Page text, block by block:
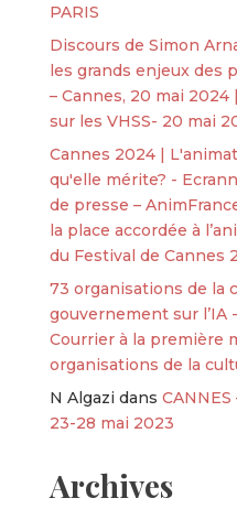
PARIS
Discours de Simon
les grands enjeux des
– Cannes, 20 mai 2024
sur les VHSS- 20 mai
Cannes 2024 |
qu'elle mérite? -
de presse –
la place accordée à
du Festival de Cannes
73 organisations de la
gouvernement sur l’IA
Courrier à la première
organisations de la
N Algazi dans
23-28 mai 2023
Archives